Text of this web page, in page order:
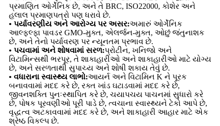
પ્રમાણિત ઓર્ગેનિક છે, અને તે BRC, ISO22000, કોશેર અને
હલાલ પ્રમાણપત્રો પણ ધરાવે છે.
• પર્યાવરણીય અને આરોગ્ય પર અસર:અમારું ઓર્ગેનિક
આલ્ફલ્ફા પાવડર GMO-મુક્ત, એલર્જન-મુક્ત, ઓછું જંતુનાશક
છે, અને તેનો પર્યાવરણ પર ન્યૂનતમ પ્રભાવ છે.
• પચવામાં અને શોષવામાં સરળ:પ્રોટીન, ખનિજો અને
વિટામિન્સથી ભરપૂર, તે શાકાહારીઓ અને શાકાહારીઓ માટે યોગ્ય
છે, અને સરળતાથી સુપાચ્ય અને શોષી શકાય તેવું છે.
• વધારાના સ્વાસ્થ્ય લાભો:આયર્ન અને વિટામિન K ને પૂરક
બનાવવામાં મદદ કરે છે, રક્ત ખાંડ ઘટાડવામાં મદદ કરે છે,
જીવનશક્તિ પુનઃસ્થાપિત કરે છે, ચયાપચય પાચનમાં સુધારો કરે
છે, પોષક પૂરવણીઓ પૂરી પાડે છે, ત્વચાના સ્વાસ્થ્યને ટેકો આપે છે,
વૃદ્ધત્વ અટકાવવામાં મદદ કરે છે, અને શાકાહારી આહાર માટે એક
શ્રેષ્ઠ વિકલ્પ છે.